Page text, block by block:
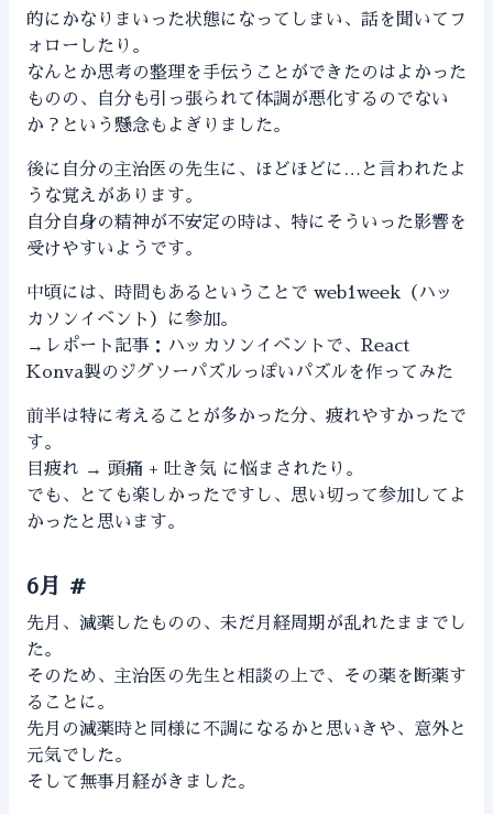
的にかなりまいった状態になってしまい、話を聞いてフ
ォローしたり。
なんとか思考の整理を手伝うことができたのはよかった
ものの、自分も引っ張られて体調が悪化するのでない
か？という懸念もよぎりました。
後に自分の主治医の先生に、ほどほどに…と言われたよ
うな覚えがあります。
自分自身の精神が不安定の時は、特にそういった影響を
受けやすいようです。
中頃には、時間もあるということで web1week（ハッ
カソンイベント）に参加。
→レポート記事： ハッカソンイベントで、React
Konva製のジグソーパズルっぽいパズルを作ってみた
前半は特に考えることが多かった分、疲れやすかったで
す。
目疲れ → 頭痛 + 吐き気 に悩まされたり。
でも、とても楽しかったですし、思い切って参加してよ
かったと思います。
6月 #
先月、減薬したものの、未だ月経周期が乱れたままでし
た。
そのため、主治医の先生と相談の上で、その薬を断薬す
ることに。
先月の減薬時と同様に不調になるかと思いきや、意外と
元気でした。
そして無事月経がきました。